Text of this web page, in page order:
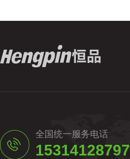
全国统一服务电话
15314128797